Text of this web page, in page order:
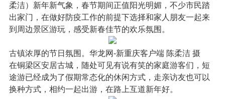
柔洁）新年新气象，春节期间正值阳光明媚，不少市民踏
出家门，在做好防疫工作的前提下选择和家人朋友一起来
到周边景区游玩，感受新春佳节的欢乐氛围。
古镇浓厚的节日氛围。华龙网-新重庆客户端 陈柔洁 摄
在铜梁区安居古城，随处可见有说有笑的家庭游客们，短
途游已经成为了假期常态化的休闲方式，走亲访友也可以
换种方式，相约一起出游，在路上互道新年好。